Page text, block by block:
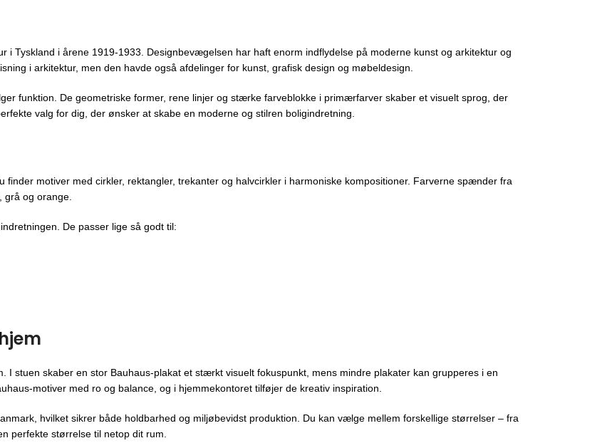
Tyskland i årene 1919-1933. Designbevægelsen har haft enorm indflydelse på moderne kunst og arkitektur og
i arkitektur, men den havde også afdelinger for kunst, grafisk design og møbeldesign.
funktion. De geometriske former, rene linjer og stærke farveblokke i primærfarver skaber et visuelt sprog, der
valg for dig, der ønsker at skabe en moderne og stilren boligindretning.
finder motiver med cirkler, rektangler, trekanter og halvcirkler i harmoniske kompositioner. Farverne spænder fra
og orange.
De passer lige så godt til:
stuen skaber en stor Bauhaus-plakat et stærkt visuelt fokuspunkt, mens mindre plakater kan grupperes i en
motiver med ro og balance, og i hjemmekontoret tilføjer de kreativ inspiration.
hvilket sikrer både holdbarhed og miljøbevidst produktion. Du kan vælge mellem forskellige størrelser – fra
perfekte størrelse til netop dit rum.